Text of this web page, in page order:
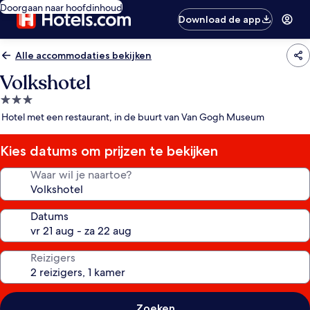
Doorgaan naar hoofdinhoud
Download de app
Alle accommodaties bekijken
Volkshotel
3.0-
sterrenaccommodatie
Hotel met een restaurant, in de buurt van Van Gogh Museum
Kies datums om prijzen te bekijken
Waar wil je naartoe?
Datums
Reizigers